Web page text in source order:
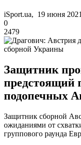
iSport.ua, 19 июня
0
2479
Защитник
предстоящий
подопечных
Защитник сборной
ожиданиями от
группового раунда